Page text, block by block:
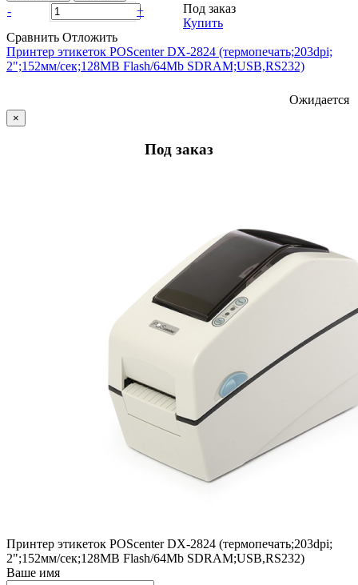
- +
Под заказ
Купить
Сравнить Отложить
Принтер этикеток POScenter DX-2824 (термопечать;203dpi;
2";152мм/сек;128MB Flash/64Mb SDRAM;USB,RS232)
Ожидается
×
Под заказ
Принтер этикеток POScenter DX-2824 (термопечать;203dpi;
2";152мм/сек;128MB Flash/64Mb SDRAM;USB,RS232)
Ваше имя